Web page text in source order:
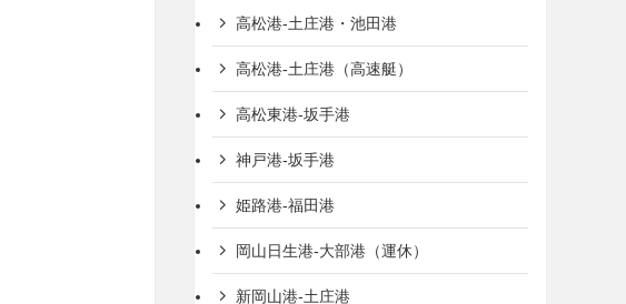
高松港-土庄港・池田港
高松港-土庄港（高速艇）
高松東港-坂手港
神戸港-坂手港
姫路港-福田港
岡山日生港-大部港（運休）
新岡山港-土庄港